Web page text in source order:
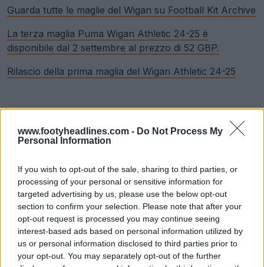
www.footyheadlines.com - Do Not Process My
Personal Information
If you wish to opt-out of the sale, sharing to third parties, or
processing of your personal or sensitive information for
targeted advertising by us, please use the below opt-out
section to confirm your selection. Please note that after your
opt-out request is processed you may continue seeing
interest-based ads based on personal information utilized by
us or personal information disclosed to third parties prior to
your opt-out. You may separately opt-out of the further
Guarda tutte le maglie del Wigan su Football Kit Archive
La terza maglia Puma Wigan Athletic 24-25 è
disponibile dal 2 settembre al prezzo di 52 GBP.
Rilascio della prima maglia del Wigan Athletic 24-25